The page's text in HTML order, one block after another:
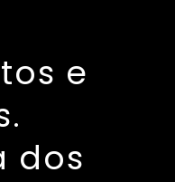
e
dos